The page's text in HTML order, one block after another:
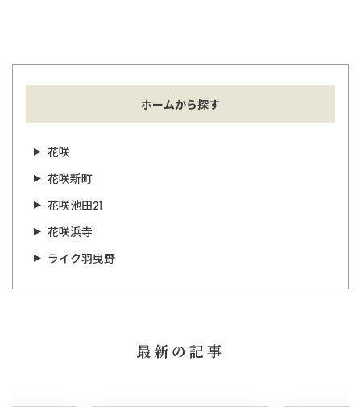
ホームから探す
花咲
花咲新町
花咲池田21
花咲浜寺
ライク羽曳野
最新の記事